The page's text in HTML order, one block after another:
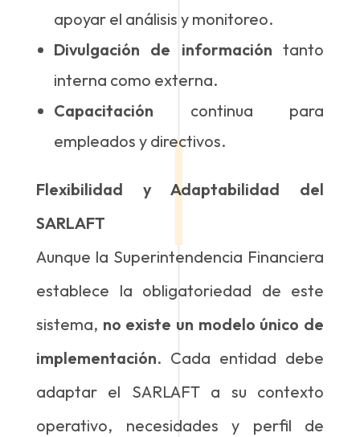
apoyar el análisis y monitoreo.
Divulgación de información tanto
interna como externa.
Capacitación continua para
empleados y directivos.
Flexibilidad y Adaptabilidad del
SARLAFT
Aunque la Superintendencia Financiera
establece la obligatoriedad de este
sistema, no existe un modelo único de
implementación. Cada entidad debe
adaptar el SARLAFT a su contexto
operativo, necesidades y perfil de